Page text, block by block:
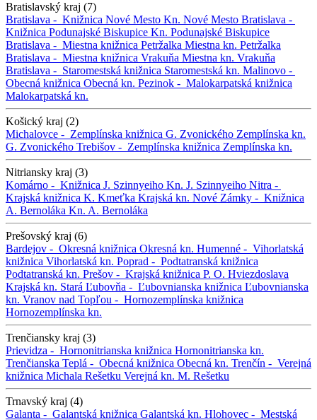
Bratislavský kraj (7)
Bratislava - Knižnica Nové Mesto Kn. Nové Mesto Bratislava -
Knižnica Podunajské Biskupice Kn. Podunajské Biskupice
Bratislava - Miestna knižnica Petržalka Miestna kn. Petržalka
Bratislava - Miestna knižnica Vrakuňa Miestna kn. Vrakuňa
Bratislava - Staromestská knižnica Staromestská kn. Malinovo -
Obecná knižnica Obecná kn. Pezinok - Malokarpatská knižnica
Malokarpatská kn.
Košický kraj (2)
Michalovce - Zemplínska knižnica G. Zvonického Zemplínska kn.
G. Zvonického Trebišov - Zemplínska knižnica Zemplínska kn.
Nitriansky kraj (3)
Komárno - Knižnica J. Szinnyeiho Kn. J. Szinnyeiho Nitra -
Krajská knižnica K. Kmeťka Krajská kn. Nové Zámky - Knižnica
A. Bernoláka Kn. A. Bernoláka
Prešovský kraj (6)
Bardejov - Okresná knižnica Okresná kn. Humenné - Vihorlatská
knižnica Vihorlatská kn. Poprad - Podtatranská knižnica
Podtatranská kn. Prešov - Krajská knižnica P. O. Hviezdoslava
Krajská kn. Stará Ľubovňa - Ľubovnianska knižnica Ľubovnianska
kn. Vranov nad Topľou - Hornozemplínska knižnica
Hornozemplínska kn.
Trenčiansky kraj (3)
Prievidza - Hornonitrianska knižnica Hornonitrianska kn.
Trenčianska Teplá - Obecná knižnica Obecná kn. Trenčín - Verejná
knižnica Michala Rešetku Verejná kn. M. Rešetku
Trnavský kraj (4)
Galanta - Galantská knižnica Galantská kn. Hlohovec - Mestská